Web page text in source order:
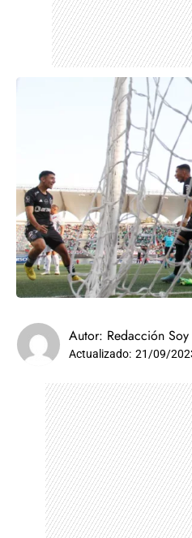
Autor: Redacción
Actualizado: 21/09/